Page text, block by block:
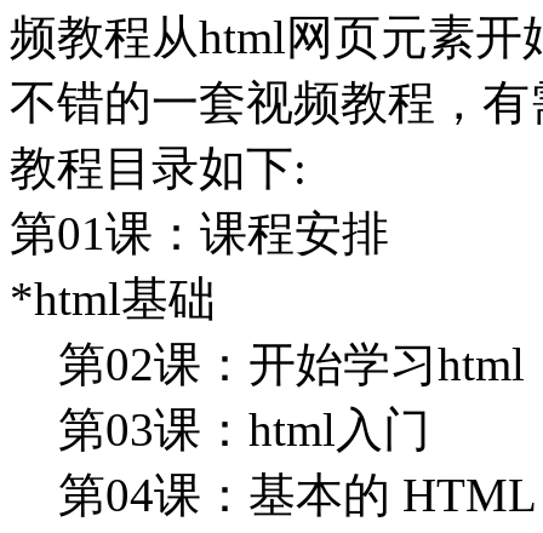
频教程从html网页元素
不错的一套视频教程，
教程目录如下:
第01课：课程安排
*html基础
第02课：开始学习html
第03课：html入门
第04课：基本的 HTML